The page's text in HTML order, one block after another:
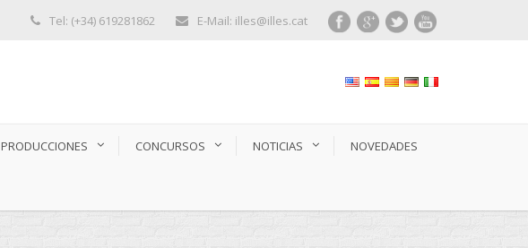
Tel: (+34) 619281862 E-Mail: illes@illes.cat
PRODUCCIONES CONCURSOS NOTICIAS NOVEDADES